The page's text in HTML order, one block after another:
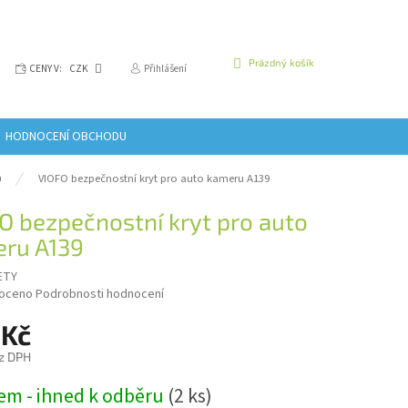
CENY V: CZK Přihlášení
NÁKUPNÍ
Prázdný košík
HODNOCENÍ OBCHODU
VIOFO bezpečnostní kryt pro auto kameru A139
bezpečnostní kryt pro auto
A139
Podrobnosti hodnocení
DPH
- ihned k odběru (2 ks)